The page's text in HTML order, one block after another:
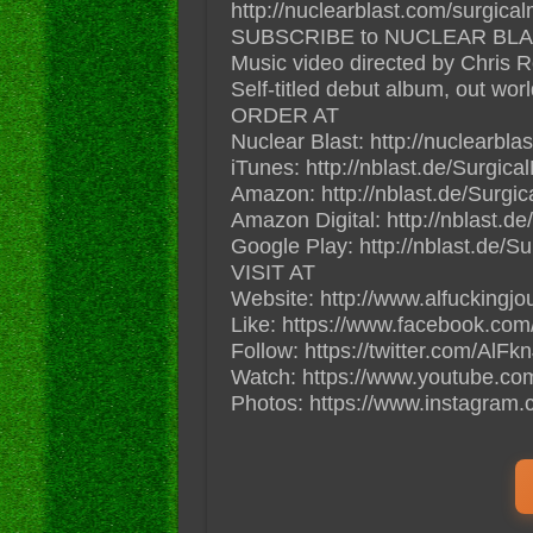
http://nuclearblast.com/
SUBSCRIBE to NUCLEAR
Music video directed by Chris
Self-titled debut album, out
ORDER AT
Nuclear Blast: http://
iTunes: http://nblast.de/
Amazon: http://nblast.de/
Amazon Digital: http://
Google Play: http://nblast.de/
VISIT AT
Website: http://
Like: https://
Follow: https://twitter.com/
Watch: https://
Photos: https://